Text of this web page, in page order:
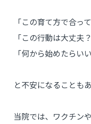
「この育て方で合っ
「この行動は大丈夫？
「何から始めたらい
と不安になることも
当院では、ワクチン